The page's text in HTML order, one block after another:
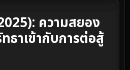
ความสยอง
าเข้ากับการต่อสู้